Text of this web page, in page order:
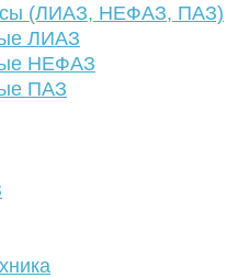
(ЛИАЗ, НЕФАЗ, ПАЗ)
ЛИАЗ
НЕФАЗ
ПАЗ